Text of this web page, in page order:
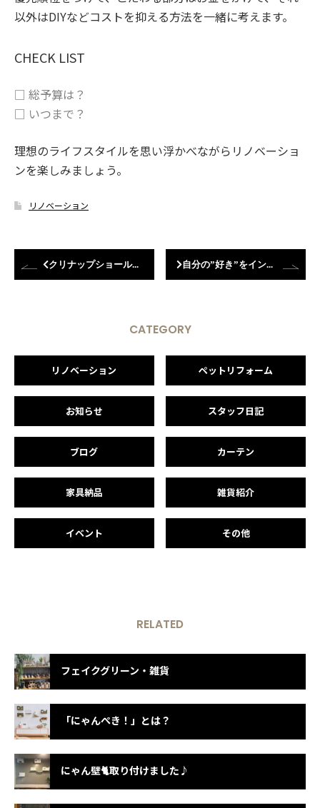
以外はDIYなどコストを抑える方法を一緒に考えます。
CHECK LIST
□ 総予算は？
□ いつまで？
理想のライフスタイルを思い浮かべながらリノベーショ
ンを楽しみましょう。
リノベーション
クリナップショールームに行ってきました！ 自分の”好き”をインテリアに生かせば住まいがおしゃれに変わる！インテリアのポイント5つ
CATEGORY
リノベーション ペットリフォーム
お知らせ スタッフ日記
ブログ カーテン
家具納品 雑貨紹介
イベント その他
RELATED
フェイクグリーン・雑貨
「にゃんぺき！」とは？
にゃん壁🐈取り付けました♪